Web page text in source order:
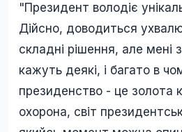
"Президент володіє
Дійсно, доводиться
складні рішення, але мені
кажуть деякі, і багато в
президенство - це золота
охорона, світ